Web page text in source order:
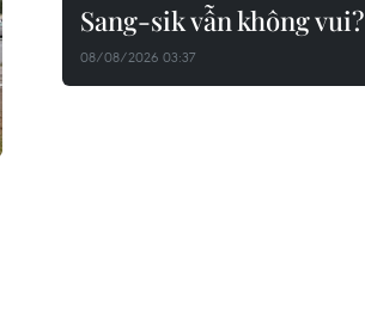
Sang-sik vẫn không vui?
08/08/2026 03:37